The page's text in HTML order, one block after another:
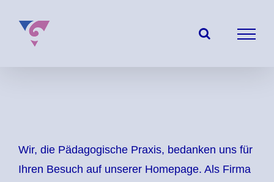
Inhalt
springen
Wir, die Pädagogische Praxis, bedanken uns für
Ihren Besuch auf unserer Homepage. Als Firma